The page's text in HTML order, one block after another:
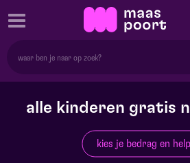
alle kinderen gratis
kies je bedrag en